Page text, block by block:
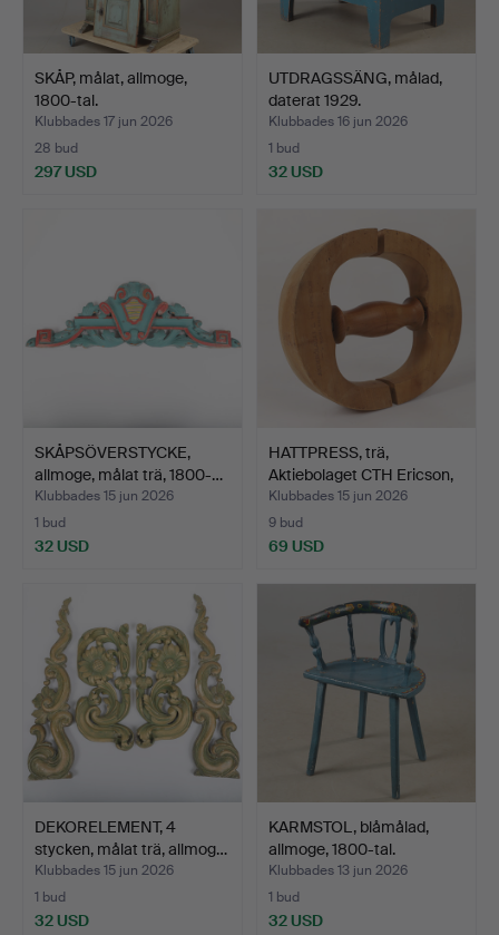
SKÅP, målat, allmoge,
1800-tal.
Klubbades 17 jun 2026
28 bud
297 USD
UTDRAGSSÄNG, målad,
daterat 1929.
Klubbades 16 jun 2026
1 bud
32 USD
SKÅPSÖVERSTYCKE,
allmoge, målat trä, 1800-…
Klubbades 15 jun 2026
1 bud
32 USD
HATTPRESS, trä,
Aktiebolaget CTH Ericson,
…
Klubbades 15 jun 2026
9 bud
69 USD
DEKORELEMENT, 4
stycken, målat trä, allmog…
Klubbades 15 jun 2026
1 bud
32 USD
KARMSTOL, blåmålad,
allmoge, 1800-tal.
Klubbades 13 jun 2026
1 bud
32 USD